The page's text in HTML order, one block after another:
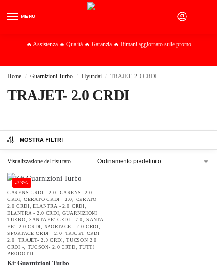
MENU
🔥 Assistenza 🔥 Qualità 🔥 Garanzia 🔥 Rimani aggiornato sulle promo
Home / Guarnizioni Turbo / Hyundai / TRAJET- 2.0 CRDI
TRAJET- 2.0 CRDI
MOSTRA FILTRI
Visualizzazione del risultato
-23%
CARENS CRDI - 2.0 ,CARENS- 2.0
CRDI ,CERATO CRDI - 2.0
CERATO-
2.0 CRDI ,ELANTRA - 2.0 CRDI
ELANTRA - 2.0 CRDI ,GUARNIZIONI
TURBO
SANTA FE' CRDI - 2.0 ,SANTA
FE'- 2.0 CRDI
SPORTAGE - 2.0 CRDI
SPORTAGE CRDI - 2.0
TRAJET CRDI -
2.0
TRAJET- 2.0 CRDI ,TUCSON 2.0
CRDI -
TUCSON- 2.0 CRTD ,TUTTI
PRODOTTI
Kit Guarnizioni Turbo